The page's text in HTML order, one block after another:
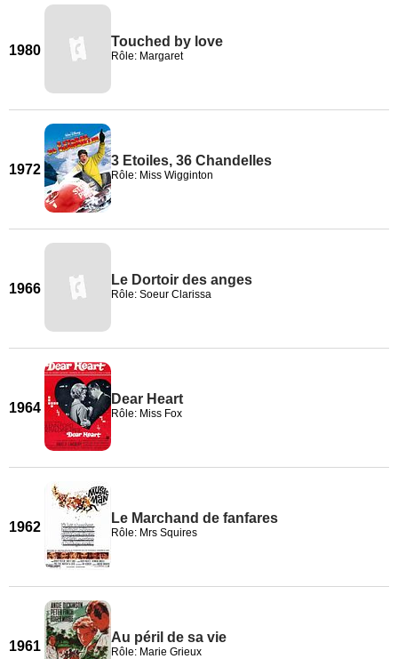
1980
Touched by love
Rôle: Margaret
1972
3 Etoiles, 36 Chandelles
Rôle: Miss Wigginton
1966
Le Dortoir des anges
Rôle: Soeur Clarissa
1964
Dear Heart
Rôle: Miss Fox
1962
Le Marchand de fanfares
Rôle: Mrs Squires
1961
Au péril de sa vie
Rôle: Marie Grieux